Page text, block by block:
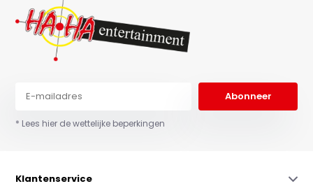
Abonneer
* Lees hier de wettelijke beperkingen
Klantenservice